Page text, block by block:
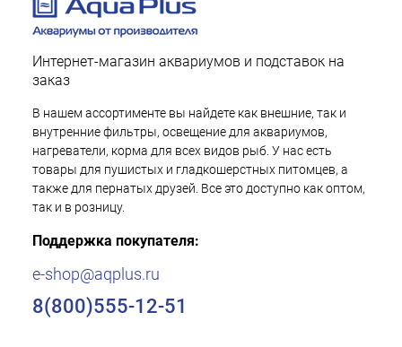
Интернет-магазин аквариумов и подставок на
заказ
В нашем ассортименте вы найдете как внешние, так и
внутренние фильтры, освещение для аквариумов,
нагреватели, корма для всех видов рыб. У нас есть
товары для пушистых и гладкошерстных питомцев, а
также для пернатых друзей. Все это доступно как оптом,
так и в розницу.
Поддержка покупателя:
e-shop@aqplus.ru
8(800)555-12-51